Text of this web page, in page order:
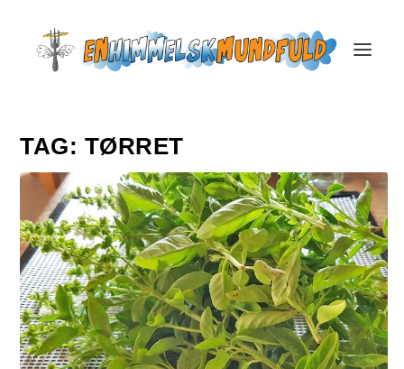
TAG: TØRRET